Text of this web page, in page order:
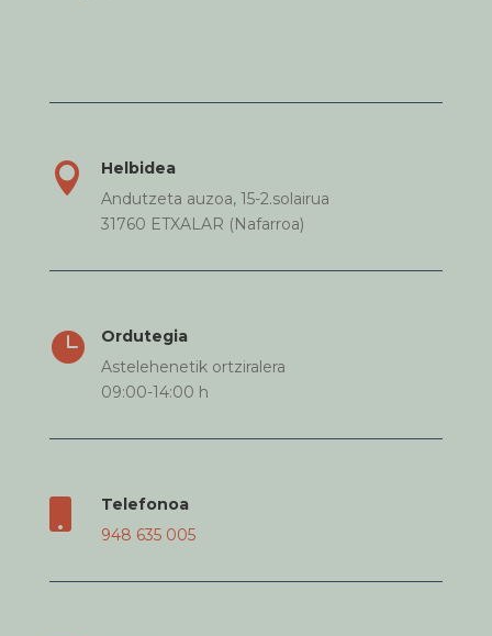

Helbidea
Andutzeta auzoa, 15-2.solairua
31760 ETXALAR (Nafarroa)

Ordutegia
Astelehenetik ortziralera
09:00-14:00 h
Telefonoa
948 635 005